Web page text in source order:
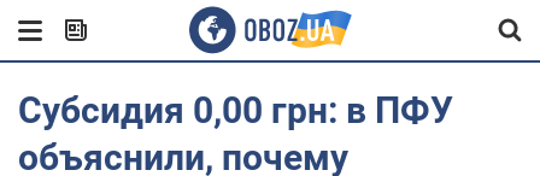
Субсидия 0,00 грн: в ПФУ
объяснили, почему